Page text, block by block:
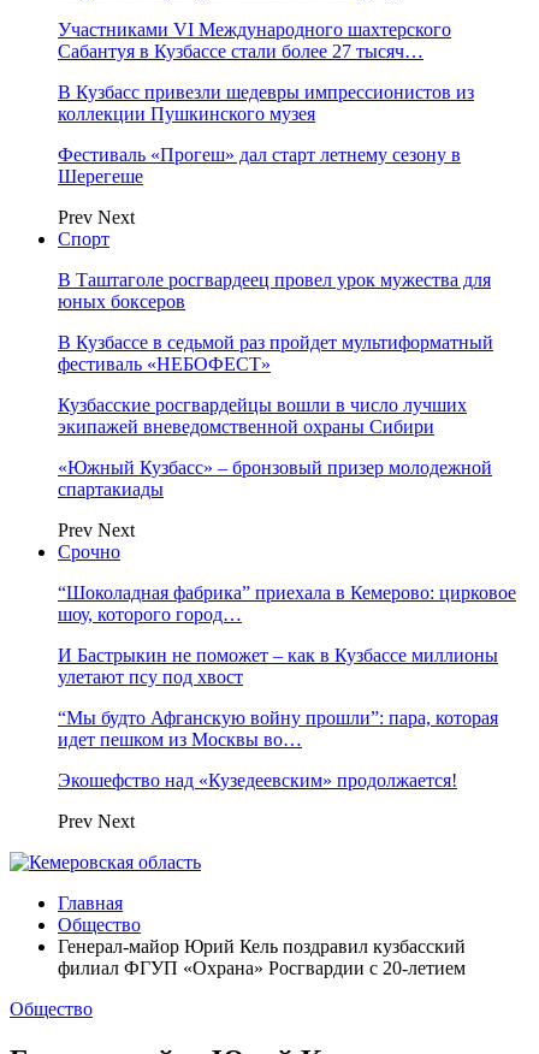
Участниками VI Международного шахтерского
Сабантуя в Кузбассе стали более 27 тысяч…
В Кузбасс привезли шедевры импрессионистов из
коллекции Пушкинского музея
Фестиваль «Прогеш» дал старт летнему сезону в
Шерегеше
Prev Next
Спорт
В Таштаголе росгвардеец провел урок мужества для
юных боксеров
В Кузбассе в седьмой раз пройдет мультиформатный
фестиваль «НЕБОФЕСТ»
Кузбасские росгвардейцы вошли в число лучших
экипажей вневедомственной охраны Сибири
«Южный Кузбасс» – бронзовый призер молодежной
спартакиады
Prev Next
Срочно
“Шоколадная фабрика” приехала в Кемерово: цирковое
шоу, которого город…
И Бастрыкин не поможет – как в Кузбассе миллионы
улетают псу под хвост
“Мы будто Афганскую войну прошли”: пара, которая
идет пешком из Москвы во…
Экошефство над «Кузедеевским» продолжается!
Prev Next
Главная
Общество
Генерал-майор Юрий Кель поздравил кузбасский
филиал ФГУП «Охрана» Росгвардии с 20-летием
Общество